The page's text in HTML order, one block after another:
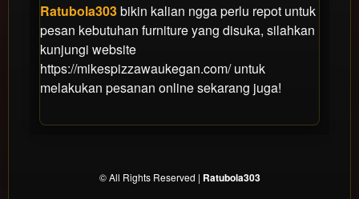
a single
end
product
which
end
Ratubola303bikin kalian ngga perlu repot untuk
pesan kebutuhan furniture yang disuka, silahkan
kunjungi website
https://mikespizzawaukegan.com/ untuk
melakukan pesanan online sekarang juga!
© All Rights Reserved | Ratubola303